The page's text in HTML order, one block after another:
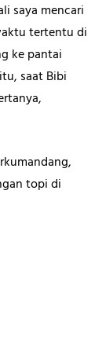
saya mencari
tertentu di
ke pantai
saat Bibi
topi di